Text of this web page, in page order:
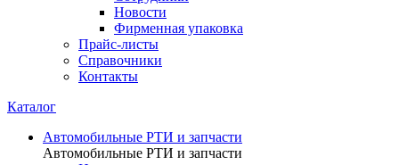
Новости
Фирменная упаковка
Прайс-листы
Справочники
Контакты
Каталог
Автомобильные РТИ и запчасти
Автомобильные РТИ и запчасти